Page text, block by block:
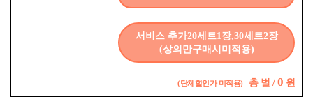
서비스 추가20세트1장,30세트2장
(상의만구매시미적용)
(단체할인가 미적용) 총 벌 / 0 원